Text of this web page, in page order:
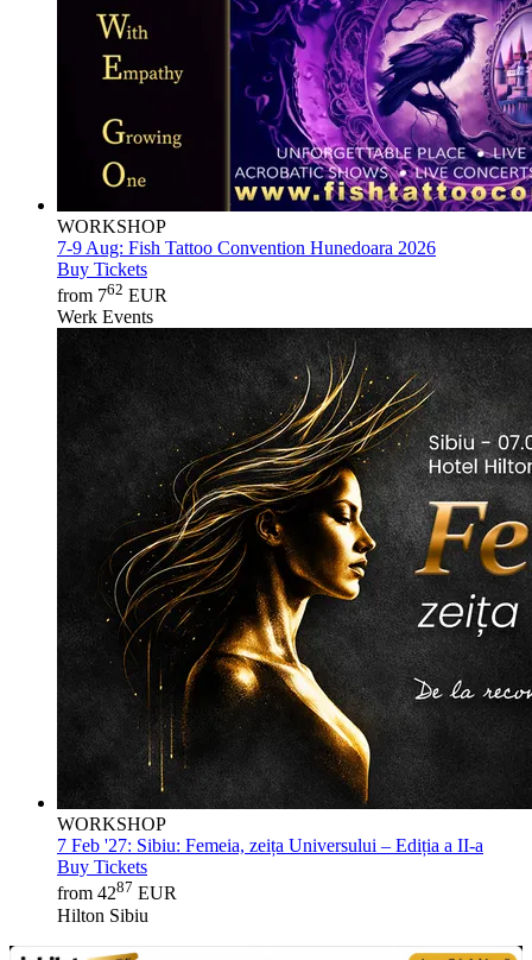
WORKSHOP
7-9 Aug: Fish Tattoo Convention Hunedoara 2026
Buy Tickets
from 762 EUR
Werk Events
WORKSHOP
7 Feb '27: Sibiu: Femeia, zeița Universului – Ediția a II-a
Buy Tickets
from 4287 EUR
Hilton Sibiu